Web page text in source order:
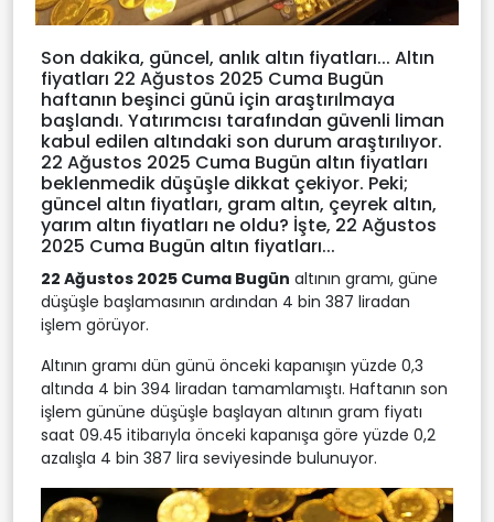
Son dakika, güncel, anlık altın fiyatları... Altın
fiyatları 22 Ağustos 2025 Cuma Bugün
haftanın beşinci günü için araştırılmaya
başlandı. Yatırımcısı tarafından güvenli liman
kabul edilen altındaki son durum araştırılıyor.
22 Ağustos 2025 Cuma Bugün altın fiyatları
beklenmedik düşüşle dikkat çekiyor. Peki;
güncel altın fiyatları, gram altın, çeyrek altın,
yarım altın fiyatları ne oldu? İşte, 22 Ağustos
2025 Cuma Bugün altın fiyatları...
22 Ağustos 2025 Cuma Bugün altının gramı, güne
düşüşle başlamasının ardından 4 bin 387 liradan
işlem görüyor.
Altının gramı dün günü önceki kapanışın yüzde 0,3
altında 4 bin 394 liradan tamamlamıştı. Haftanın son
işlem gününe düşüşle başlayan altının gram fiyatı
saat 09.45 itibarıyla önceki kapanışa göre yüzde 0,2
azalışla 4 bin 387 lira seviyesinde bulunuyor.